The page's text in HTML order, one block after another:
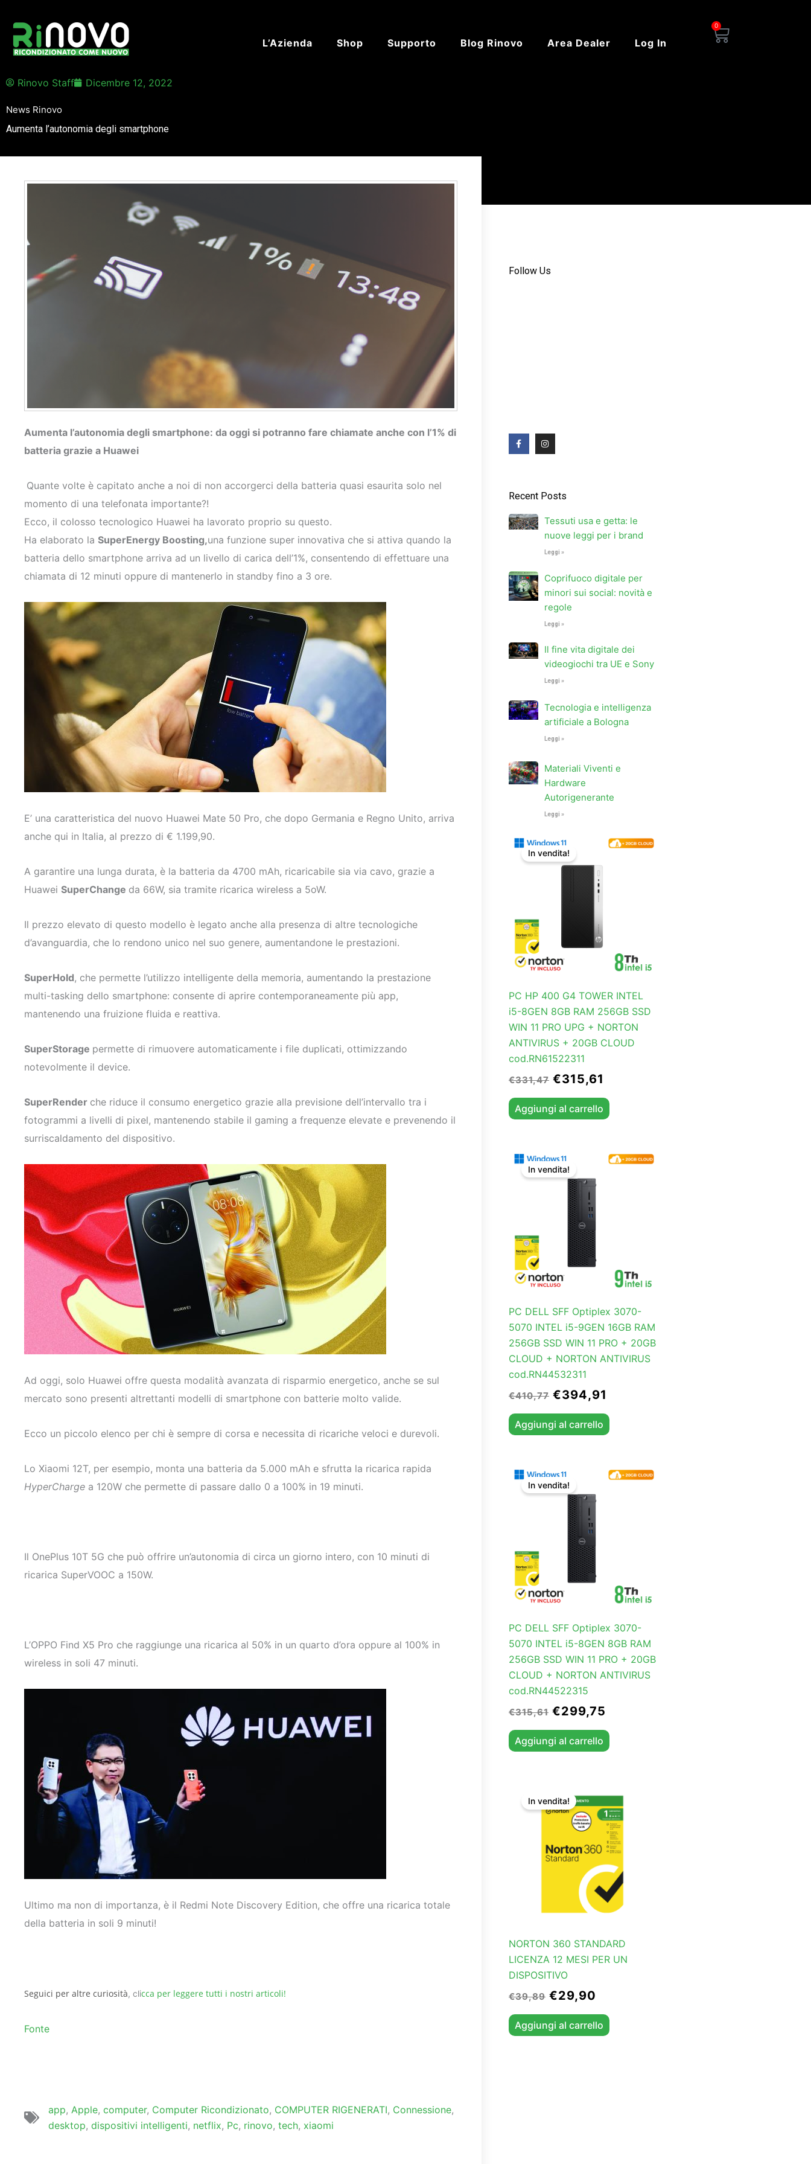
contenuto
L’Azienda Shop Supporto Blog Rinovo Area Dealer Log In
0
Carrello
Rinovo Staff Dicembre 12, 2022
News Rinovo
Aumenta l’autonomia degli smartphone
Aumenta l’autonomia degli smartphone: da oggi si potranno fare chiamate anche con l’1% di
batteria grazie a Huawei
Quante volte è capitato anche a noi di non accorgerci della batteria quasi esaurita solo nel
momento di una telefonata importante?!
Ecco, il colosso tecnologico Huawei ha lavorato proprio su questo.
Ha elaborato la SuperEnergy Boosting,una funzione super innovativa che si attiva quando la
batteria dello smartphone arriva ad un livello di carica dell’1%, consentendo di effettuare una
chiamata di 12 minuti oppure di mantenerlo in standby fino a 3 ore.
E’ una caratteristica del nuovo Huawei Mate 50 Pro, che dopo Germania e Regno Unito, arriva
anche qui in Italia, al prezzo di € 1.199,90.
A garantire una lunga durata, è la batteria da 4700 mAh, ricaricabile sia via cavo, grazie a
Huawei SuperChange da 66W, sia tramite ricarica wireless a 5oW.
Il prezzo elevato di questo modello è legato anche alla presenza di altre tecnologiche
d’avanguardia, che lo rendono unico nel suo genere, aumentandone le prestazioni.
SuperHold, che permette l’utilizzo intelligente della memoria, aumentando la prestazione
multi-tasking dello smartphone: consente di aprire contemporaneamente più app,
mantenendo una fruizione fluida e reattiva.
SuperStorage permette di rimuovere automaticamente i file duplicati, ottimizzando
notevolmente il device.
SuperRender che riduce il consumo energetico grazie alla previsione dell’intervallo tra i
fotogrammi a livelli di pixel, mantenendo stabile il gaming a frequenze elevate e prevenendo il
surriscaldamento del dispositivo.
Ad oggi, solo Huawei offre questa modalità avanzata di risparmio energetico, anche se sul
mercato sono presenti altrettanti modelli di smartphone con batterie molto valide.
Ecco un piccolo elenco per chi è sempre di corsa e necessita di ricariche veloci e durevoli.
Lo Xiaomi 12T, per esempio, monta una batteria da 5.000 mAh e sfrutta la ricarica rapida
HyperCharge a 120W che permette di passare dallo 0 a 100% in 19 minuti.
Il OnePlus 10T 5G che può offrire un’autonomia di circa un giorno intero, con 10 minuti di
ricarica SuperVOOC a 150W.
L’OPPO Find X5 Pro che raggiunge una ricarica al 50% in un quarto d’ora oppure al 100% in
wireless in soli 47 minuti.
Ultimo ma non di importanza, è il Redmi Note Discovery Edition, che offre una ricarica totale
della batteria in soli 9 minuti!
Seguici per altre curiosità, clicca per leggere tutti i nostri articoli!
Fonte
app, Apple, computer, Computer Ricondizionato, COMPUTER RIGENERATI, Connessione,
desktop, dispositivi intelligenti, netflix, Pc, rinovo, tech, xiaomi
Follow Us
F
a
c
k
f
I
n
s
a
Recent Posts
Tessuti usa e getta: le
nuove leggi per i brand
Leggi »
Coprifuoco digitale per
minori sui social: novità e
regole
Leggi »
Il fine vita digitale dei
videogiochi tra UE e Sony
Leggi »
Tecnologia e intelligenza
artificiale a Bologna
Leggi »
Materiali Viventi e
Hardware
Autorigenerante
Leggi »
In vendita!
PC HP 400 G4 TOWER INTEL
i5-8GEN 8GB RAM 256GB SSD
WIN 11 PRO UPG + NORTON
ANTIVIRUS + 20GB CLOUD
cod.RN61522311
€331,47
Il
prezzo
originale
era:
€331,47.
€315,61
Il
Aggiungi al carrello
In vendita!
PC DELL SFF Optiplex 3070-
5070 INTEL i5-9GEN 16GB RAM
256GB SSD WIN 11 PRO + 20GB
CLOUD + NORTON ANTIVIRUS
cod.RN44532311
€410,77
Il
prezzo
originale
era:
€410,77.
€394,91
Il
Aggiungi al carrello
In vendita!
PC DELL SFF Optiplex 3070-
5070 INTEL i5-8GEN 8GB RAM
256GB SSD WIN 11 PRO + 20GB
CLOUD + NORTON ANTIVIRUS
cod.RN44522315
€315,61
Il
prezzo
originale
era:
€315,61.
€299,75
Il
Aggiungi al carrello
In vendita!
NORTON 360 STANDARD
LICENZA 12 MESI PER UN
DISPOSITIVO
€39,89
prezzo
originale
€39,89.
€29,90
prezzo
attuale
è:
€29,90.
Aggiungi al carrello